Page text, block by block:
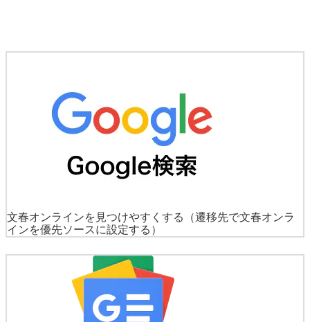
文春オンラインを見つけやすくする
（遷移先で文春オンラ
インを優先ソースに設定する）